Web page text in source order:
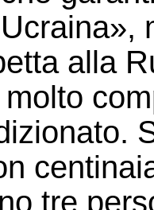
alla
tre